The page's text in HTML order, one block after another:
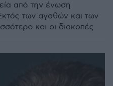
από την ένωση
των αγαθών και των
και οι διακοπές